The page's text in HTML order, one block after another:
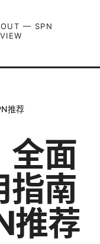
— SPN
推荐
全面
指南
推荐